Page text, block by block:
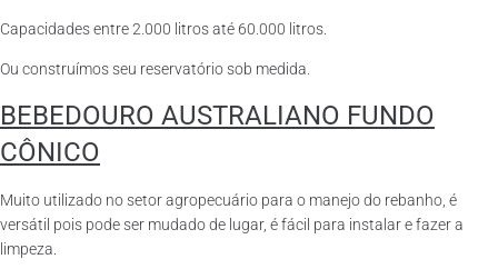
Capacidades entre 2.000 litros até 60.000 litros.
Ou construímos seu reservatório sob medida.
BEBEDOURO AUSTRALIANO FUNDO
CÔNICO
Muito utilizado no setor agropecuário para o manejo do rebanho, é
versátil pois pode ser mudado de lugar, é fácil para instalar e fazer a
limpeza.